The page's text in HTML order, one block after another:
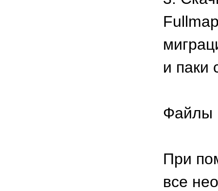
и паки
Файлы
При
все